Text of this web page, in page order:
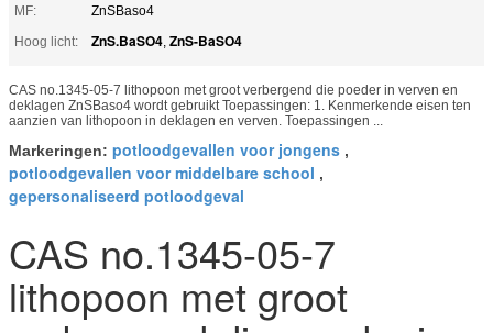
MF:
ZnSBaso4
Hoog licht:
ZnS.BaSO4, ZnS-BaSO4
CAS no.1345-05-7 lithopoon met groot verbergend die poeder in verven en
deklagen ZnSBaso4 wordt gebruikt Toepassingen: 1. Kenmerkende eisen ten
aanzien van lithopoon in deklagen en verven. Toepassingen ...
Markeringen: potloodgevallen voor jongens ,
potloodgevallen voor middelbare school ,
gepersonaliseerd potloodgeval
CAS no.1345-05-7
lithopoon met groot